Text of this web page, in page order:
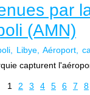
par
(AMN)
Libye Aéroport
capturent
1 2 3 4 5 6 7 8